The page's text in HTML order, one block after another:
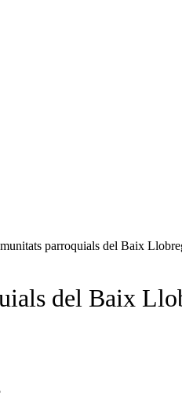
parroquials del Baix
del Baix